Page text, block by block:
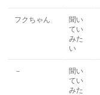
フクちゃん
聞い
てい
みた
い
－
聞い
てい
みた